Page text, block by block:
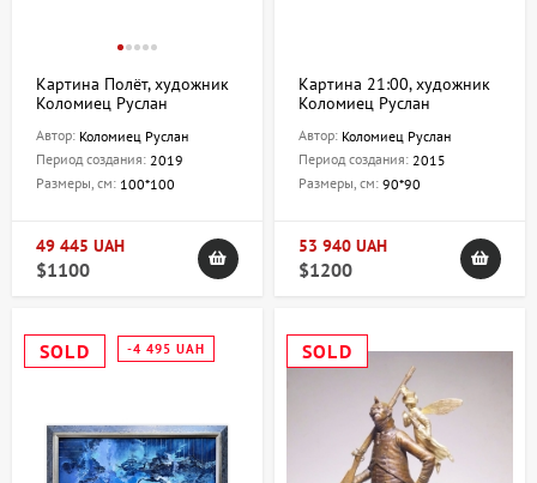
Картина Полёт, художник
Коломиец Руслан
Автор: Коломиец Руслан
Период создания: 2019
Размеры, см: 100*100
49 445 UAH
$1100
Картина 21:00, художник
Коломиец Руслан
Автор: Коломиец Руслан
Период создания: 2015
Размеры, см: 90*90
53 940 UAH
$1200
SOLD -4 495 UAH SOLD